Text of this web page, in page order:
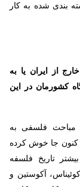
بندی شده به کار
از ایران یا به
کشورمان در این
مباحث فلسفی به
کنون جا خوش کرده
تاریخ فلسفه
آکوستین و